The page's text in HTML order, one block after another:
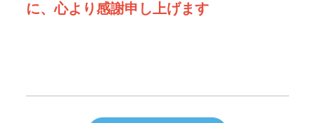
に、心より感謝申し上げます